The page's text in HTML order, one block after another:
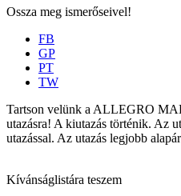
Ossza meg ismerőseivel!
FB
GP
PT
TW
Tartson velünk a ALLEGRO
utazásra! A kiutazás történik. Az
utazással. Az utazás legjobb
Kívánságlistára teszem